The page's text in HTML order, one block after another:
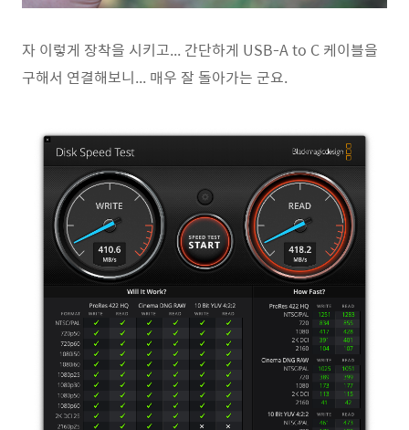
자 이렇게 장착을 시키고... 간단하게 USB-A to C 케이블을
구해서 연결해보니... 매우 잘 돌아가는 군요.